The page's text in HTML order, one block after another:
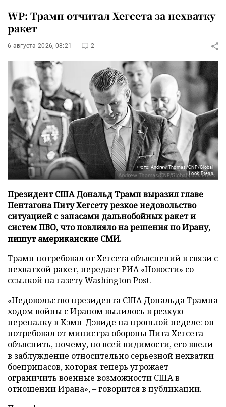
WP: Трамп отчитал Хегсета за нехватку
ракет
6 августа 2026, 08:21 2
Фото: Andrew Thomas/CNP/Global
Look Press
Президент США Дональд Трамп выразил главе
Пентагона Питу Хегсету резкое недовольство
ситуацией с запасами дальнобойных ракет и
систем ПВО, что повлияло на решения по Ирану,
пишут американские СМИ.
Трамп потребовал от Хегсета объяснений в связи с
нехваткой ракет, передаетРИА «Новости» со
ссылкой на газетуWashington Post.
«Недовольство президента США Дональда Трампа
ходом войны с Ираном вылилось в резкую
перепалку в Кэмп-Дэвиде на прошлой неделе: он
потребовал от министра обороны Пита Хегсета
объяснить, почему, по всей видимости, его ввели
в заблуждение относительно серьезной нехватки
боеприпасов, которая теперь угрожает
ограничить военные возможности США в
отношении Ирана», – говорится в публикации.